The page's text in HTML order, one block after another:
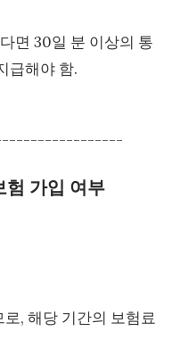
면 30일 분 이상의 통
급해야 함.
험 가입 여부
, 해당 기간의 보험료